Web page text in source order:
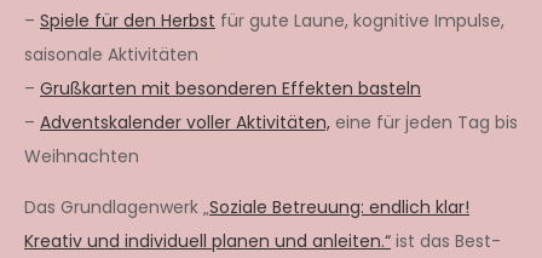
– Spiele für den Herbst für gute Laune, kognitive Impulse,
saisonale Aktivitäten
– Grußkarten mit besonderen Effekten basteln
– Adventskalender voller Aktivitäten, eine für jeden Tag bis
Weihnachten
Das Grundlagenwerk „Soziale Betreuung: endlich klar!
Kreativ und individuell planen und anleiten.“ ist das Best-